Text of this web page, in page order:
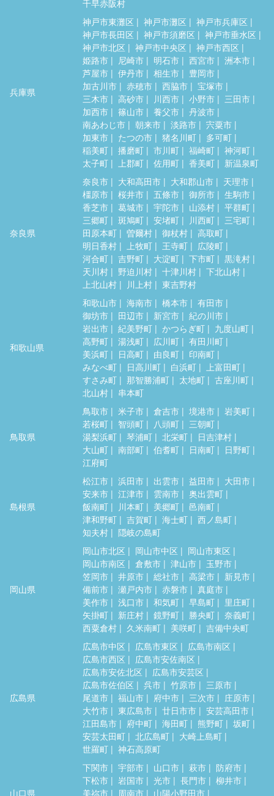
千早赤阪村
兵庫県
神戸市東灘区 神戸市灘区
神戸市兵庫区
神戸市長田区
神戸市須磨区
神戸市垂水区
神戸市北区
神戸市中央区
神戸市西区
姫路市
尼崎市 明石市 西宮市
洲本市
芦屋市
伊丹市 相生市
豊岡市
加古川市
赤穂市 西脇市
宝塚市
三木市
高砂市 川西市 小野市
三田市
加西市
篠山市 養父市
丹波市
南あわじ市
朝来市 淡路市
宍粟市
加東市
たつの市 猪名川町
多可町
稲美町
播磨町 市川町 福崎町
神河町
太子町
上郡町 佐用町 香美町 新温泉町
奈良県
奈良市 大和高田市 大和郡山市
天理市
橿原市
桜井市 五條市 御所市
生駒市
香芝市
葛城市 宇陀市 山添村
平群町
三郷町
斑鳩町 安堵町 川西町
三宅町
田原本町
曽爾村 御杖村
高取町
明日香村
上牧町 王寺町
広陵町
河合町
吉野町 大淀町 下市町
黒滝村
天川村
野迫川村 十津川村
下北山村
上北山村
川上村 東吉野村
和歌山県
和歌山市 海南市 橋本市
有田市
御坊市
田辺市 新宮市
紀の川市
岩出市
紀美野町 かつらぎ町
九度山町
高野町
湯浅町 広川町
有田川町
美浜町
日高町 由良町
印南町
みなべ町
日高川町 白浜町
上富田町
すさみ町
那智勝浦町 太地町
古座川町
北山村
串本町
鳥取県
鳥取市 米子市 倉吉市 境港市
岩美町
若桜町
智頭町 八頭町
三朝町
湯梨浜町
琴浦町 北栄町
日吉津村
大山町
南部町 伯耆町 日南町
日野町
江府町
島根県
松江市 浜田市 出雲市 益田市
大田市
安来市
江津市 雲南市
奥出雲町
飯南町
川本町 美郷町
邑南町
津和野町
吉賀町 海士町
西ノ島町
知夫村
隠岐の島町
岡山県
岡山市北区 岡山市中区
岡山市東区
岡山市南区
倉敷市 津山市
玉野市
笠岡市
井原市 総社市 高梁市
新見市
備前市
瀬戸内市 赤磐市
真庭市
美作市
浅口市 和気町 早島町
里庄町
矢掛町
新庄村 鏡野町 勝央町
奈義町
西粟倉村
久米南町 美咲町 吉備中央町
広島県
広島市中区 広島市東区
広島市南区
広島市西区
広島市安佐南区
広島市安佐北区
広島市安芸区
広島市佐伯区
呉市 竹原市
三原市
尾道市
福山市 府中市 三次市
庄原市
大竹市
東広島市 廿日市市
安芸高田市
江田島市
府中町 海田町 熊野町
坂町
安芸太田町
北広島町
大崎上島町
世羅町
神石高原町
山口県
下関市 宇部市 山口市 萩市
防府市
下松市
岩国市 光市 長門市
柳井市
美祢市
周南市
山陽小野田市